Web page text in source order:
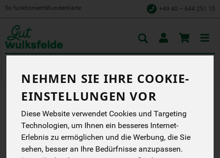
NEHMEN SIE IHRE COOKIE-
EINSTELLUNGEN VOR
Diese Website verwendet Cookies und Targeting
Technologien, um Ihnen ein besseres Internet-
Erlebnis zu ermöglichen und die Werbung, die Sie
sehen, besser an Ihre Bedürfnisse anzupassen.
So funktioniert’s Kundenkarte +49 40 – 644 251 10
BASILIKUM, GEREBELT
Für italienische Gerichte,
Tomate-Mozzarella,
Bruschetta und mehr.
Lebensbaum
Toggle
cart